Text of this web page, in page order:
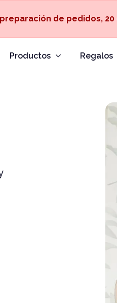
de pedidos, 20
Productos Regalos